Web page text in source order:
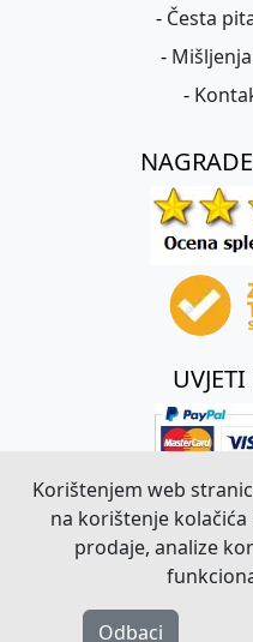
Korištenjem web
na korištenje
prodaje, analize
Odbaci
- Česta
-
-